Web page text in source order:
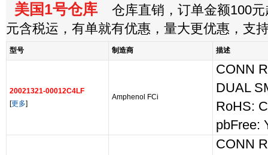
美国1号仓库 仓库直销，订单金额100元
元含税运，有单就有优惠，量大更优惠，支
型号 制造商 描述
20021321-00012C4LF
[更多]
Amphenol FCi
CONN
DUAL
RoHS:
pbFree:
CONN